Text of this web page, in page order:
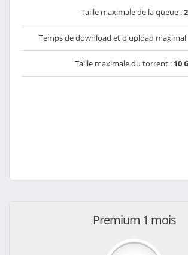
Taille maximale de la queue :2
Temps de download et d'upload maximal
Taille maximale du torrent : 10
Premium 1 mois